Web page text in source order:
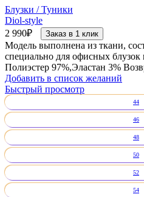
Блузки / Туники
Diol-style
2 990₽ Заказ в 1 клик
Модель выполнена из ткани,
специально для офисных
Полиэстер 97%,Эластан 3%
Добавить в список желаний
Быстрый просмотр
44
46
48
50
52
54